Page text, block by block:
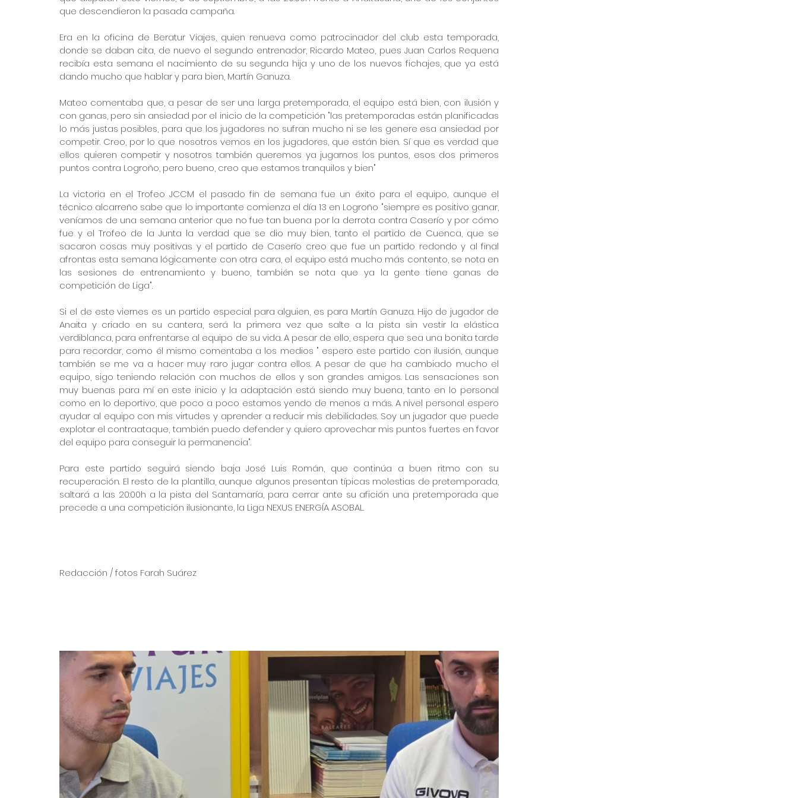
que descendieron la pasada campaña.
Era en la oficina de Beratur Viajes, quien renueva como patrocinador del club esta temporada,
donde se daban cita, de nuevo el segundo entrenador, Ricardo Mateo, pues Juan Carlos Requena
recibía esta semana el nacimiento de su segunda hija y uno de los nuevos fichajes, que ya está
dando mucho que hablar y para bien, Martín Ganuza.
Mateo comentaba que, a pesar de ser una larga pretemporada, el equipo está bien, con ilusión y
con ganas, pero sin ansiedad por el inicio de la competición "las pretemporadas están planificadas
lo más justas posibles, para que los jugadores no sufran mucho ni se les genere esa ansiedad por
competir. Creo, por lo que nosotros vemos en los jugadores, que están bien. Sí que es verdad que
ellos quieren competir y nosotros también queremos ya jugarnos los puntos, esos dos primeros
puntos contra Logroño, pero bueno, creo que estamos tranquilos y bien"
La victoria en el Trofeo JCCM el pasado fin de semana fue un éxito para el equipo, aunque el
técnico alcarreño sabe que lo importante comienza el día 13 en Logroño "siempre es positivo ganar,
veníamos de una semana anterior que no fue tan buena por la derrota contra Caserío y por cómo
fue y el Trofeo de la Junta la verdad que se dio muy bien, tanto el partido de Cuenca, que se
sacaron cosas muy positivas y el partido de Caserío creo que fue un partido redondo y al final
afrontas esta semana lógicamente con otra cara, el equipo está mucho más contento, se nota en
las sesiones de entrenamiento y bueno, también se nota que ya la gente tiene ganas de
competición de Liga".
Si el de este viernes es un partido especial para alguien, es para Martín Ganuza. Hijo de jugador de
Anaita y criado en su cantera, será la primera vez que salte a la pista sin vestir la elástica
verdiblanca, para enfrentarse al equipo de su vida. A pesar de ello, espera que sea una bonita tarde
para recordar, como él mismo comentaba a los medios " espero este partido con ilusión, aunque
también se me va a hacer muy raro jugar contra ellos. A pesar de que ha cambiado mucho el
equipo, sigo teniendo relación con muchos de ellos y son grandes amigos. Las sensaciones son
muy buenas para mí en este inicio y la adaptación está siendo muy buena, tanto en lo personal
como en lo deportivo, que poco a poco estamos yendo de menos a más. A nivel personal espero
ayudar al equipo con mis virtudes y aprender a reducir mis debilidades. Soy un jugador que puede
explotar el contraataque, también puedo defender y quiero aprovechar mis puntos fuertes en favor
del equipo para conseguir la permanencia".
Para este partido seguirá siendo baja José Luis Román, que continúa a buen ritmo con su
recuperación. El resto de la plantilla, aunque algunos presentan típicas molestias de pretemporada,
saltará a las 20:00h a la pista del Santamaría, para cerrar ante su afición una pretemporada que
precede a una competición ilusionante, la Liga NEXUS ENERGÍA ASOBAL.
Redacción / fotos Farah Suárez